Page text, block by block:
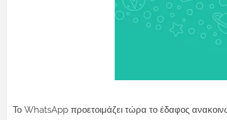
Το WhatsApp προετοιμάζει τώρα το έδαφος